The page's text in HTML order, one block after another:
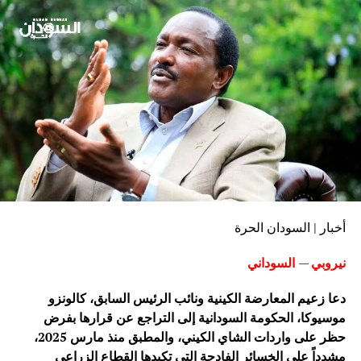
أخبار | السودان الحرة
نيروبي — السوداني
دعا زعيم المعارضة الكينية ونائب الرئيس السابق، كالونزو
موسيوكا، الحكومة السودانية إلى التراجع عن قرارها بفرض
حظر على واردات الشاي الكيني، والمطبق منذ مارس 2025،
مشدداً على الخسائر الفادحة التي تكبدها القطاع الزراعي